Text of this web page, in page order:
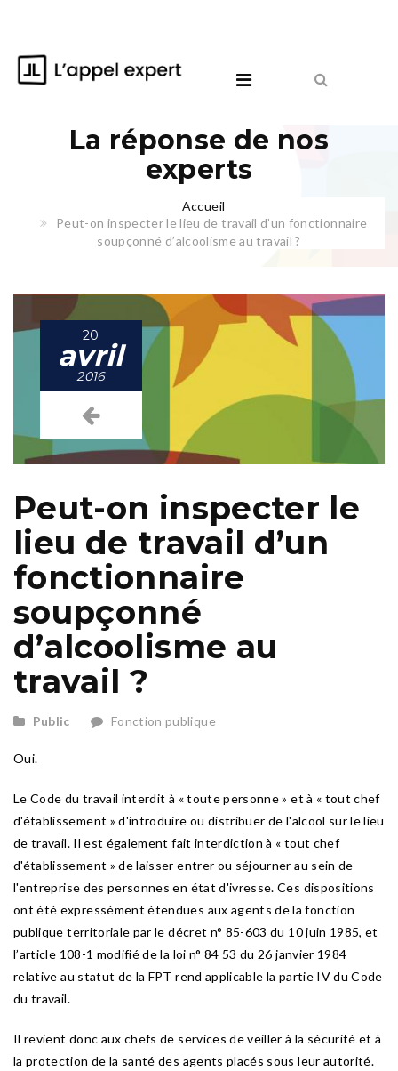
La réponse de nos
experts
Accueil
Peut-on inspecter le lieu de travail d’un fonctionnaire
soupçonné d’alcoolisme au travail ?
20
avril
2016
Peut-on inspecter le
lieu de travail d’un
fonctionnaire
soupçonné
d’alcoolisme au
travail ?
Public Fonction publique
Oui.
Le Code du travail interdit à « toute personne » et à « tout chef
d'établissement » d'introduire ou distribuer de l'alcool sur le lieu
de travail. Il est également fait interdiction à « tout chef
d'établissement » de laisser entrer ou séjourner au sein de
l'entreprise des personnes en état d'ivresse. Ces dispositions
ont été expressément étendues aux agents de la fonction
publique territoriale par le décret n° 85-603 du 10 juin 1985, et
l’article 108-1 modifié de la loi n° 84 53 du 26 janvier 1984
relative au statut de la FPT rend applicable la partie IV du Code
du travail.
Il revient donc aux chefs de services de veiller à la sécurité et à
la protection de la santé des agents placés sous leur autorité.